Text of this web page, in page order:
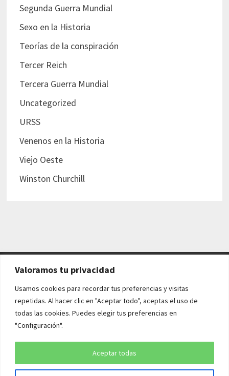
Valoramos tu privacidad
Usamos cookies para recordar tus preferencias y visitas
repetidas. Al hacer clic en "Aceptar todo", aceptas el uso de
todas las cookies. Puedes elegir tus preferencias en
"Configuración".
Aceptar todas
Segunda Guerra Mundial
Sexo en la Historia
Teorías de la conspiración
Tercer Reich
Tercera Guerra Mundial
Uncategorized
URSS
Venenos en la Historia
Viejo Oeste
Winston Churchill
AVISO LEGAL Y POLÍTICAS
Aviso legal
Política de cookies